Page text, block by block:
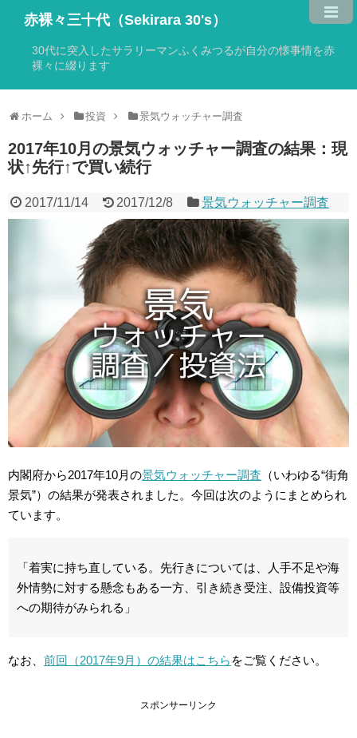
赤裸々三十代（Sekirara 30's）
30代に突入したサラリーマンふくみつるが自分の懐事情を赤
裸々に綴ります
ホーム 投資 景気ウォッチャー調査
2017年10月の景気ウォッチャー調査の結果：現
状↑先行↑で買い続行
2017/11/14 2017/12/8 景気ウォッチャー調査
内閣府から2017年10月の景気ウォッチャー調査 （いわゆる“街角
景気”）の結果が発表されました。今回は次のようにまとめられ
ています。
「着実に持ち直している。先行きについては、人手不足や海
外情勢に対する懸念もある一方、引き続き受注、設備投資等
への期待がみられる」
なお、 前回（2017年9月）の結果はこちら をご覧ください。
スポンサーリンク